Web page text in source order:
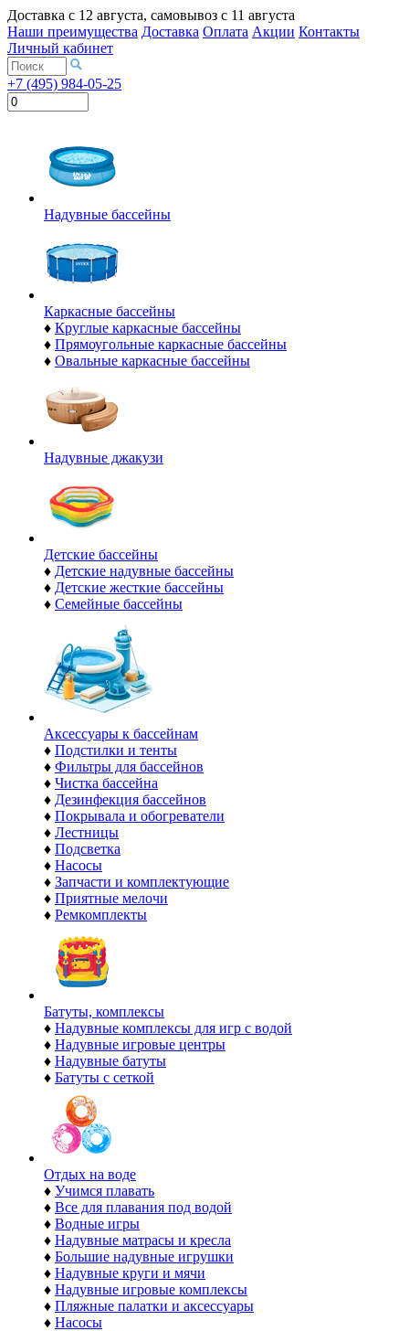
Доставка с 12 августа, самовывоз с 11 августа
Наши преимущества Доставка Оплата Акции Контакты
Личный кабинет
+7 (495) 984-05-25
Надувные бассейны
Каркасные бассейны
♦ Круглые каркасные бассейны
♦ Прямоугольные каркасные бассейны
♦ Овальные каркасные бассейны
Надувные джакузи
Детские бассейны
♦ Детские надувные бассейны
♦ Детские жесткие бассейны
♦ Семейные бассейны
Аксессуары к бассейнам
♦ Подстилки и тенты
♦ Фильтры для бассейнов
♦ Чистка бассейна
♦ Дезинфекция бассейнов
♦ Покрывала и обогреватели
♦ Лестницы
♦ Подсветка
♦ Насосы
♦ Запчасти и комплектующие
♦ Приятные мелочи
♦ Ремкомплекты
Батуты, комплексы
♦ Надувные комплексы для игр с водой
♦ Надувные игровые центры
♦ Надувные батуты
♦ Батуты с сеткой
Отдых на воде
♦ Учимся плавать
♦ Все для плавания под водой
♦ Водные игры
♦ Надувные матрасы и кресла
♦ Большие надувные игрушки
♦ Надувные круги и мячи
♦ Надувные игровые комплексы
♦ Пляжные палатки и аксессуары
♦ Насосы